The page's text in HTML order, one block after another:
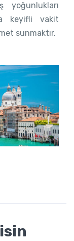
yoğunlukları
keyifli vakit
sunmaktır.